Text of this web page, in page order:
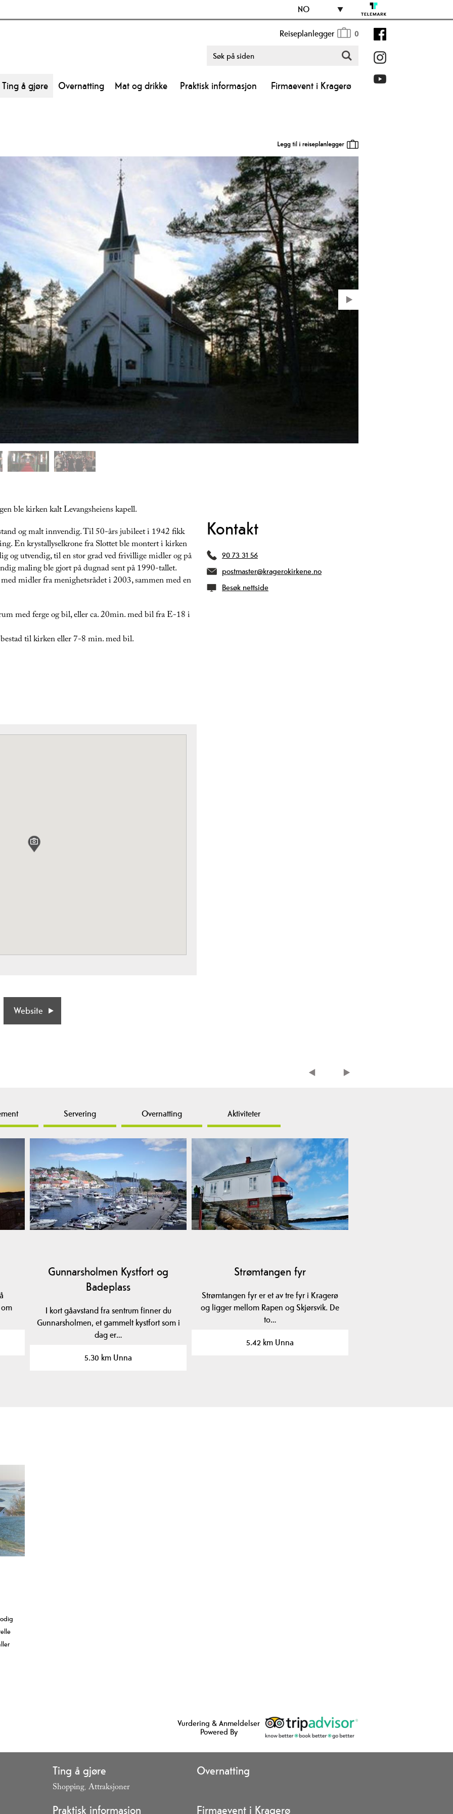
NO
Reiseplanlegger 0
Ting å gjøre Overnatting Mat og drikke Praktisk informasjon Firmaevent i Kragerø
ble kirken kalt Levangsheiens kapell.
og malt innvendig. Til 50-års jubileet i 1942 fikk
En krystallyselkrone fra Slottet ble montert i kirken
og utvendig, til en stor grad ved frivillige midler og på
maling ble gjort på dugnad sent på 1990-tallet.
midler fra menighetsrådet i 2003, sammen med en
med ferge og bil, eller ca. 20min. med bil fra E-18 i
til kirken eller 7-8 min. med bil.
Website
Kontakt
90 73 31 56
postmaster@kragerokirkene.no
Besøk nettside
Servering Overnatting Aktiviteter
Gunnarsholmen Kystfort og
Badeplass
I kort gåavstand fra sentrum finner du
Gunnarsholmen, et gammelt kystfort som i
dag er…
5.30 km Unna
Strømtangen fyr
Strømtangen fyr er et av tre fyr i Kragerø
og ligger mellom Rapen og Skjørsvik. De
to…
5.42 km Unna
Vurdering & Anmeldelser
Powered By
Ting å gjøre
Shopping, Attraksjoner,
Overnatting
Praktisk informasjon Firmaevent i Kragerø